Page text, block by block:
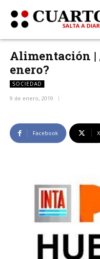
Alimentación |
enero?
SOCIEDAD
9 de enero, 2019
Facebook X